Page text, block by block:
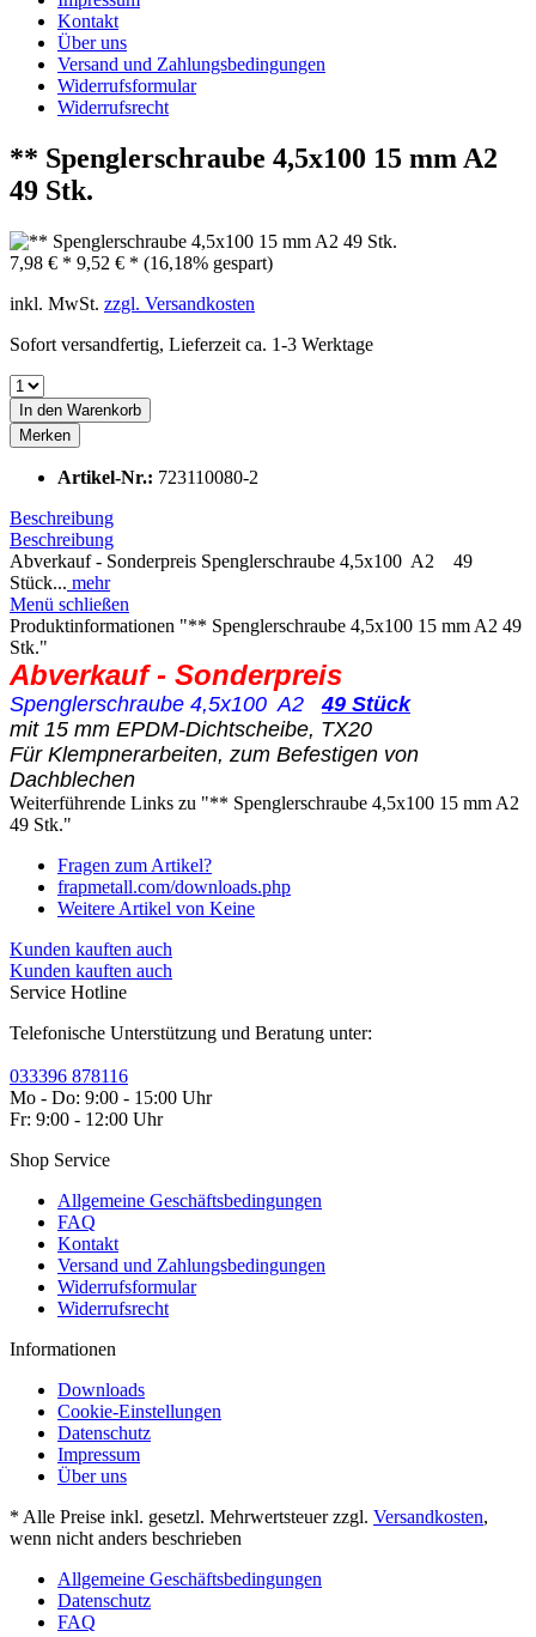
Kontakt
Über uns
Versand und Zahlungsbedingungen
Widerrufsformular
Widerrufsrecht
** Spenglerschraube 4,5x100 15 mm A2
49 Stk.
7,98 € * 9,52 € * (16,18% gespart)
inkl. MwSt. zzgl. Versandkosten
Sofort versandfertig, Lieferzeit ca. 1-3 Werktage
In den Warenkorb
Merken
Artikel-Nr.: 723110080-2
Beschreibung
Beschreibung
Abverkauf - Sonderpreis Spenglerschraube 4,5x100 A2 49
Stück... mehr
Menü schließen
Produktinformationen "** Spenglerschraube 4,5x100 15 mm A2 49
Stk."
Abverkauf - Sonderpreis
Spenglerschraube 4,5x100 A249 Stück
mit 15 mm EPDM-Dichtscheibe, TX20
Für Klempnerarbeiten, zum Befestigen von
Dachblechen
Weiterführende Links zu "** Spenglerschraube 4,5x100 15 mm A2
49 Stk."
Fragen zum Artikel?
frapmetall.com/downloads.php
Weitere Artikel von Keine
Kunden kauften auch
Kunden kauften auch
Service Hotline
Telefonische Unterstützung und Beratung unter:
033396 878116
Mo - Do: 9:00 - 15:00 Uhr
Fr: 9:00 - 12:00 Uhr
Shop Service
Allgemeine Geschäftsbedingungen
FAQ
Kontakt
Versand und Zahlungsbedingungen
Widerrufsformular
Widerrufsrecht
Informationen
Downloads
Cookie-Einstellungen
Datenschutz
Impressum
Über uns
* Alle Preise inkl. gesetzl. Mehrwertsteuer zzgl. Versandkosten,
wenn nicht anders beschrieben
Allgemeine Geschäftsbedingungen
Datenschutz
FAQ